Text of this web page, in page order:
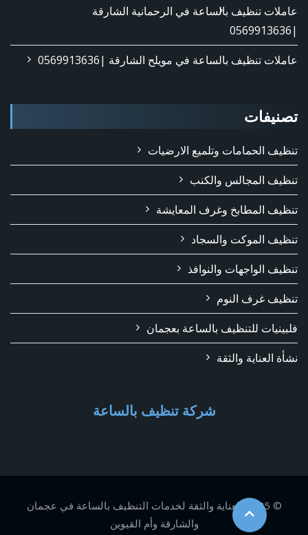
عاملات تنظيف بالساعة في الرحمانية الشارقة
|0569913636
عاملات تنظيف بالساعة في مويلح الشارقة |0569913636
تصنيفات
تنظيف الحمامات وتلميع الارضيات
تنظيف المجالس والكنب
تنظيف المطابخ وغرف المعايشة
تنظيف الموكت والسجاد
تنظيف الواجهات والنوافذ
تنظيف غرف النوم
فلبينيات للتنظيف بالساعة بعجمان
نشأة العناية والثقة
شركة تنظيف بالساعة
© 2025 العناية والثقة لخدمات التنظيف بالساعة في عجمان
والشارقة وأم القيوين